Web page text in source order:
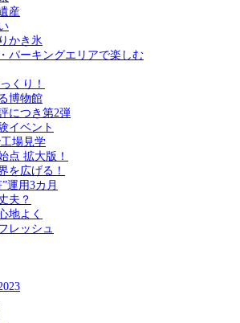
産
かき氷
パーキングエリアで楽しむ
くり！
博物館
につき第2弾
イベント
場見学
点 拡大版！
を広げる！
運用3カ月
夫？
地よく
レッシュ